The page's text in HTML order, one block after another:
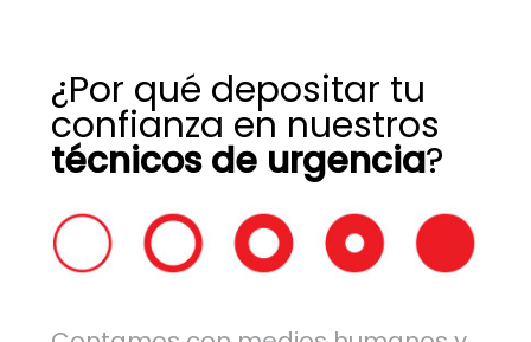
¿Por qué depositar tu
confianza en nuestros
técnicos de urgencia?